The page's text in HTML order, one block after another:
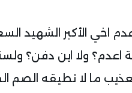
مثل هذا اليوم من العام ١٩٨٢ اعدم اخي
اعدم؟ ولا اين دفن؟
ما لا تطيقه الصم